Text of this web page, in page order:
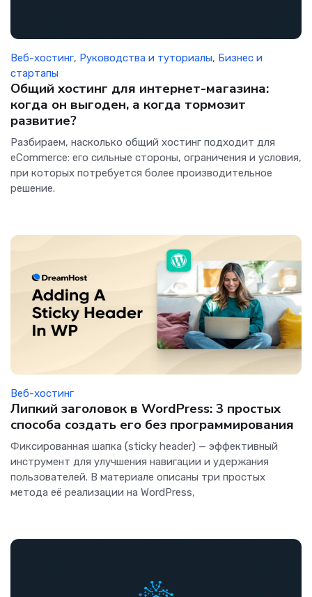
Веб-хостинг, Руководства и туториалы, Бизнес и
стартапы
Общий хостинг для интернет-магазина:
когда он выгоден, а когда тормозит
развитие?
Разбираем, насколько общий хостинг подходит для
eCommerce: его сильные стороны, ограничения и условия,
при которых потребуется более производительное
решение.
Веб-хостинг
Липкий заголовок в WordPress: 3 простых
способа создать его без программирования
Фиксированная шапка (sticky header) — эффективный
инструмент для улучшения навигации и удержания
пользователей. В материале описаны три простых
метода её реализации на WordPress,